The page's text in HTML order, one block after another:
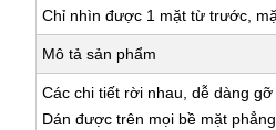
Chỉ nhìn được 1 mặt từ trước,
Mô tả sản phẩm
Các chi tiết rời nhau, dễ dàng
Dán được trên mọi bề mặt